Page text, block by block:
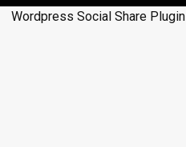
Wordpress Social Share Plugin